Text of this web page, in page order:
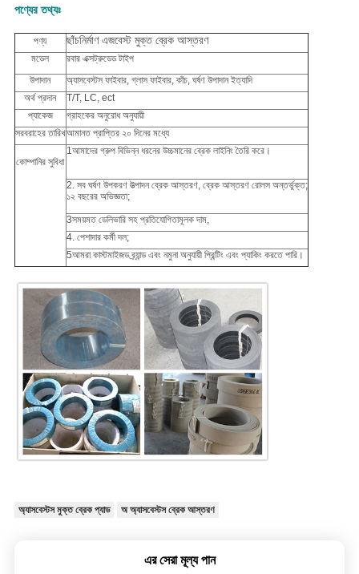
পণ্যের তথ্যঃ
পণ্য ছাঁচনির্মাণ এজবেস্ট মুক্ত ব্রেক আস্তরণ
মডেল
রবার এক্সট্রুডেড টাইপ
উপাদান
অ্যাসবেস্টস ফাইবার, গ্লাস ফাইবার, কাঁচ, ঘর্ষণ উপাদান ইত্যাদি
অর্থ প্রদান
T/T, LC, ect
প্যাকেজ
গ্রাহকের অনুরোধ অনুযায়ী
সরবরাহের তারিখআমানত প্রাপ্তির ২০ দিনের মধ্যে
কোম্পানির সুবিধা
1আমাদের গ্রুপ বিভিন্ন ধরনের উচ্চমানের ব্রেক লাইনিং তৈরি করে।
2. সব ঘর্ষণ উপকরণ উত্পাদন ব্রেক আস্তরণ, ব্রেক আস্তরণ রোলস অন্তর্ভুক্ত;
১২ বছরের অভিজ্ঞতা;
3সময়মত ডেলিভারি সহ প্রতিযোগিতামূলক দাম,
4. পেশাদার কর্মী দল;
5আমরা কাস্টমাইজড ব্র্যান্ড এবং নমুনা অনুযায়ী প্রিন্টিং এবং প্যাকিং করতে পারি।
অ্যাসবেস্টস মুক্ত ব্রেক প্যাড অ অ্যাসবেস্টস ব্রেক আস্তরণ
এর সেরা মূল্য পান